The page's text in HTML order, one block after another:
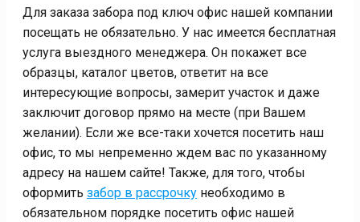
Для заказа забора под ключ офис нашей компании
посещать не обязательно. У нас имеется бесплатная
услуга выездного менеджера. Он покажет все
образцы, каталог цветов, ответит на все
интересующие вопросы, замерит участок и даже
заключит договор прямо на месте (при Вашем
желании). Если же все-таки хочется посетить наш
офис, то мы непременно ждем вас по указанному
адресу на нашем сайте! Также, для того, чтобы
оформить забор в рассрочку необходимо в
обязательном порядке посетить офис нашей